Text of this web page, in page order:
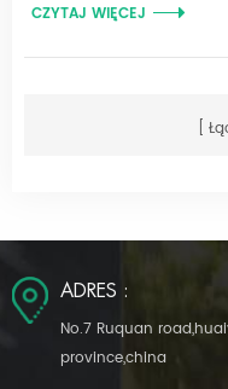
CZYTAJ WIĘCEJ
ADRES :
No.7 Ruquan
province,china